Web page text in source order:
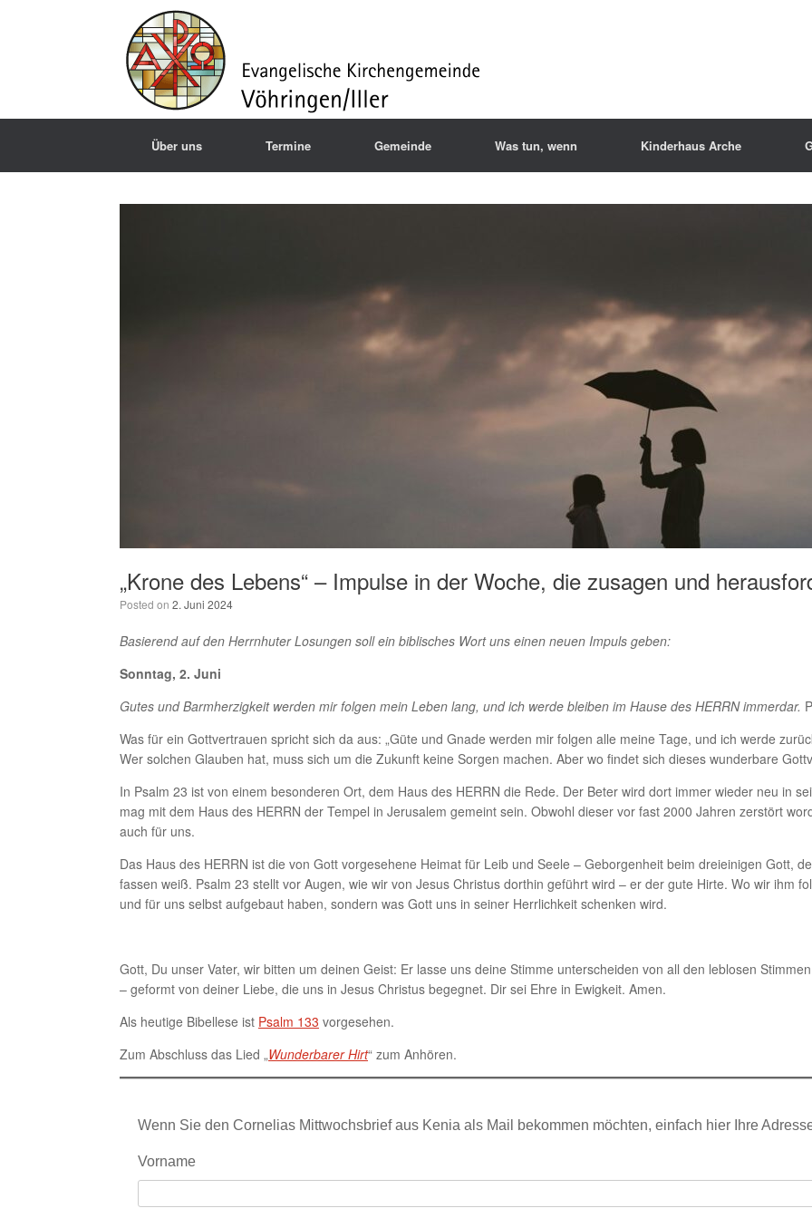
Über uns Termine Gemeinde Was tun, wenn Kinderhaus Arche
„Krone des Lebens“ – Impulse in der Woche, die zusagen und
Posted on 2. Juni 2024
Basierend auf den Herrnhuter Losungen soll ein biblisches Wort uns einen neuen Impuls geben:
Sonntag, 2. Juni
Gutes und Barmherzigkeit werden mir folgen mein Leben lang, und ich werde bleiben im Hause des HERRN immerdar.
Was für ein Gottvertrauen spricht sich da aus: „Güte und Gnade werden mir folgen alle meine Tage, und ich werde
Wer solchen Glauben hat, muss sich um die Zukunft keine Sorgen machen. Aber wo findet sich dieses wunderbare
In Psalm 23 ist von einem besonderen Ort, dem Haus des HERRN die Rede. Der Beter wird dort immer wieder neu in
mag mit dem Haus des HERRN der Tempel in Jerusalem gemeint sein. Obwohl dieser vor fast 2000 Jahren zerstört
auch für uns.
Das Haus des HERRN ist die von Gott vorgesehene Heimat für Leib und Seele – Geborgenheit beim dreieinigen Gott,
fassen weiß. Psalm 23 stellt vor Augen, wie wir von Jesus Christus dorthin geführt wird – er der gute Hirte. Wo wir ihm
und für uns selbst aufgebaut haben, sondern was Gott uns in seiner Herrlichkeit schenken wird.
Gott, Du unser Vater, wir bitten um deinen Geist: Er lasse uns deine Stimme unterscheiden von all den leblosen
– geformt von deiner Liebe, die uns in Jesus Christus begegnet. Dir sei Ehre in Ewigkeit. Amen.
Als heutige Bibellese ist Psalm 133 vorgesehen.
Zum Abschluss das Lied „Wunderbarer Hirt“ zum Anhören.
Wenn Sie den Cornelias Mittwochsbrief aus Kenia als Mail bekommen möchten, einfach hier Ihre
Vorname